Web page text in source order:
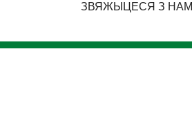
ЗВЯЖЫЦЕСЯ З НАМІ